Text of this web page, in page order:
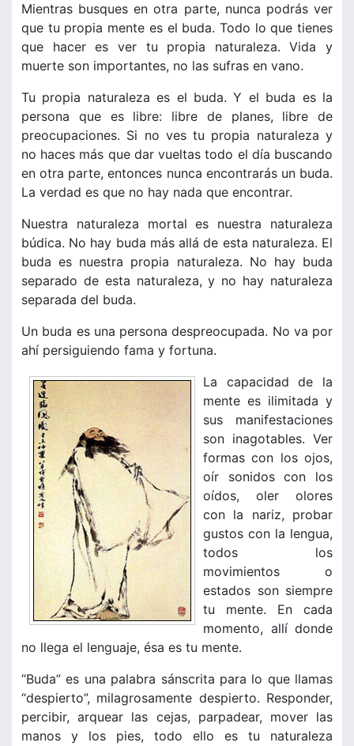
Mientras busques en otra parte, nunca podrás ver
que tu propia mente es el buda. Todo lo que tienes
que hacer es ver tu propia naturaleza. Vida y
muerte son importantes, no las sufras en vano.
Tu propia naturaleza es el buda. Y el buda es la
persona que es libre: libre de planes, libre de
preocupaciones. Si no ves tu propia naturaleza y
no haces más que dar vueltas todo el día buscando
en otra parte, entonces nunca encontrarás un buda.
La verdad es que no hay nada que encontrar.
Nuestra naturaleza mortal es nuestra naturaleza
búdica. No hay buda más allá de esta naturaleza. El
buda es nuestra propia naturaleza. No hay buda
separado de esta naturaleza, y no hay naturaleza
separada del buda.
Un buda es una persona despreocupada. No va por
ahí persiguiendo fama y fortuna.
La capacidad de la
mente es ilimitada y
sus manifestaciones
son inagotables. Ver
formas con los ojos,
oír sonidos con los
oídos, oler olores
con la nariz, probar
gustos con la lengua,
todos los
movimientos o
estados son siempre
tu mente. En cada
momento, allí donde
no llega el lenguaje, ésa es tu mente.
“Buda” es una palabra sánscrita para lo que llamas
“despierto”, milagrosamente despierto. Responder,
percibir, arquear las cejas, parpadear, mover las
manos y los pies, todo ello es tu naturaleza